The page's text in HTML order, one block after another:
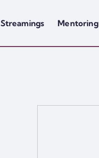
Streamings Mentoring